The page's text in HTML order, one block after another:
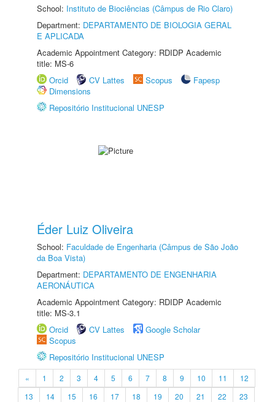
School: Instituto de Biociências (Câmpus de Rio Claro)
Department: DEPARTAMENTO DE BIOLOGIA GERAL
E APLICADA
Academic Appointment Category: RDIDP Academic
title: MS-6
Orcid
CV Lattes Scopus
Fapesp
Dimensions
Repositório Institucional UNESP
Éder Luiz Oliveira
School: Faculdade de Engenharia (Câmpus de São João
da Boa Vista)
Department: DEPARTAMENTO DE ENGENHARIA
AERONÁUTICA
Academic Appointment Category: RDIDP Academic
title: MS-3.1
Orcid
CV Lattes
Google Scholar
Scopus
Repositório Institucional UNESP
« 1 2 3 4 5 6 7 8 9 10 11
12
13
14 15 16 17 18 19 20 21 22
23